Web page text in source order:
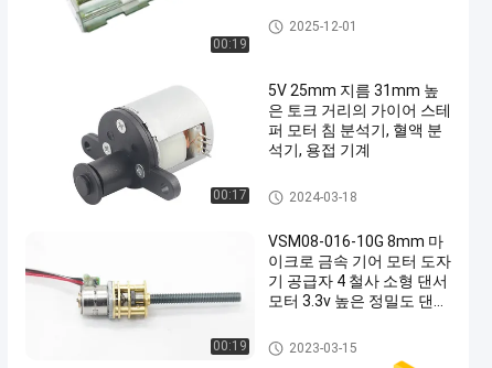
00:19
슬라이더 댄서 모터
2025-12-01
00:17
5V 25mm 지름 31mm 높
은 토크 거리의 가이어 스테
퍼 모터 침 분석기, 혈액 분
석기, 용접 기계
스테퍼 모터를 기어 드
2024-03-18
00:19
VSM08-016-10G 8mm 마
이크로 금속 기어 모터 도자
기 공급자 4 철사 소형 댄서
모터 3.3v 높은 정밀도 댄서
마이크로 금속 기어 모터
2023-03-15